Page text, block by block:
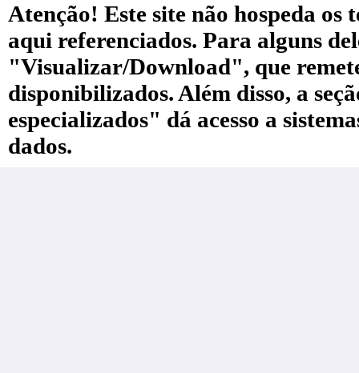
Atenção! Este site não hospeda
aqui referenciados. Para alguns
"Visualizar/Download", que
disponibilizados. Além disso, a
especializados" dá acesso a
dados.